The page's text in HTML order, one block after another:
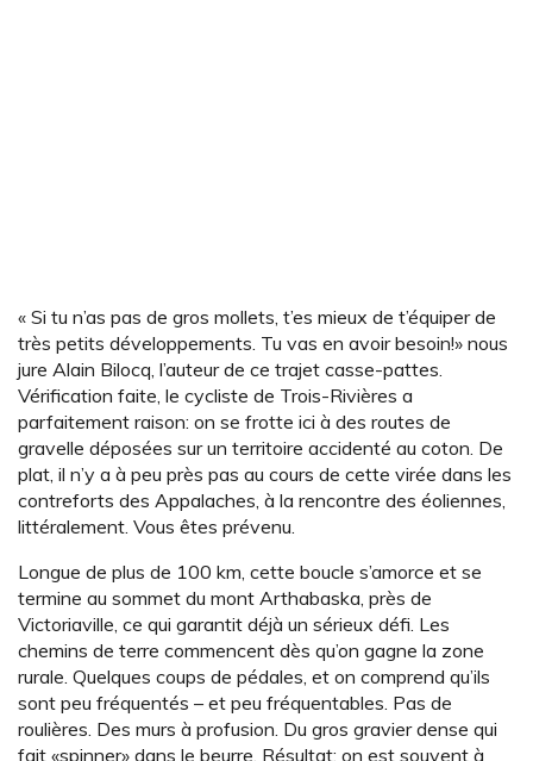
« Si tu n’as pas de gros mollets, t’es mieux de t’équiper de
très petits développements. Tu vas en avoir besoin!» nous
jure Alain Bilocq, l’auteur de ce trajet casse-pattes.
Vérification faite, le cycliste de Trois-Rivières a
parfaitement raison: on se frotte ici à des routes de
gravelle déposées sur un territoire accidenté au coton. De
plat, il n’y a à peu près pas au cours de cette virée dans les
contreforts des Appalaches, à la rencontre des éoliennes,
littéralement. Vous êtes prévenu.
Longue de plus de 100 km, cette boucle s’amorce et se
termine au sommet du mont Arthabaska, près de
Victoriaville, ce qui garantit déjà un sérieux défi. Les
chemins de terre commencent dès qu’on gagne la zone
rurale. Quelques coups de pédales, et on comprend qu’ils
sont peu fréquentés – et peu fréquentables. Pas de
roulières. Des murs à profusion. Du gros gravier dense qui
fait «spinner» dans le beurre. Résultat: on est souvent à